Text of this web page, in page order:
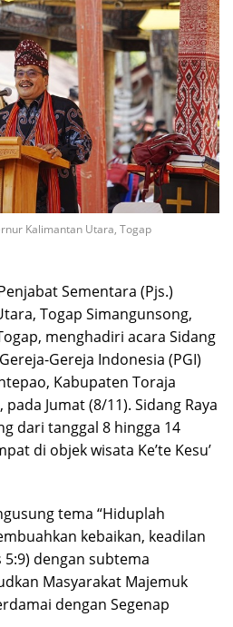
Kalimantan Utara, Togap
Sementara (Pjs.)
Togap Simangunsong,
menghadiri acara Sidang
Gereja Indonesia (PGI)
Kabupaten Toraja
Jumat (8/11). Sidang Raya
dari tanggal 8 hingga 14
di objek wisata Ke’te Kesu’
tema “Hiduplah
kebaikan, keadilan
5:9) dengan subtema
Masyarakat Majemuk
dengan Segenap